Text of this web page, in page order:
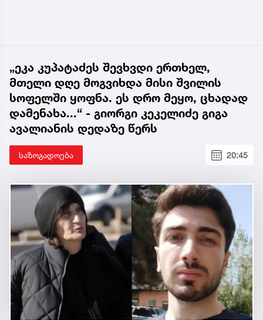
„ეკა კუპატაძეს შევხვდი ერთხელ,
მთელი დღე მოგვიხდა მისი შვილის
სოფელში ყოფნა. ეს დრო მეყო, ცხადად
დამენახა...“ - გიორგი კეკელიძე გიგა
ავალიანის დედაზე წერს
საზოგადოება 20:45